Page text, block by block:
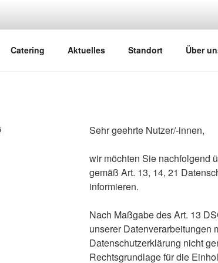
Catering Aktuelles Standort Über
Sehr geehrte Nutzer/-innen,
wir möchten Sie nachfolgend
gemäß Art. 13, 14, 21
informieren.
Nach Maßgabe des Art. 13
unserer Datenverarbeitungen
Datenschutzerklärung nicht
Rechtsgrundlage für die